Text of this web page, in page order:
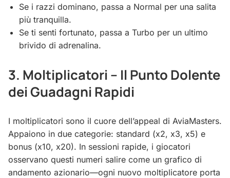
Se i razzi dominano, passa a Normal per una salita
più tranquilla.
Se ti senti fortunato, passa a Turbo per un ultimo
brivido di adrenalina.
3. Moltiplicatori – Il Punto Dolente
dei Guadagni Rapidi
I moltiplicatori sono il cuore dell’appeal di AviaMasters.
Appaiono in due categorie: standard (x2, x3, x5) e
bonus (x10, x20). In sessioni rapide, i giocatori
osservano questi numeri salire come un grafico di
andamento azionario—ogni nuovo moltiplicatore porta